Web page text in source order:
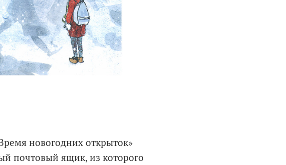
новогодних открыток»
почтовый ящик, из которого